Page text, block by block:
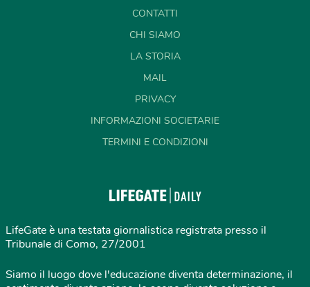
CONTATTI
CHI SIAMO
LA STORIA
MAIL
PRIVACY
INFORMAZIONI SOCIETARIE
TERMINI E CONDIZIONI
LifeGate è una testata giornalistica registrata presso il
Tribunale di Como, 27/2001
Siamo il luogo dove l'educazione diventa determinazione, il